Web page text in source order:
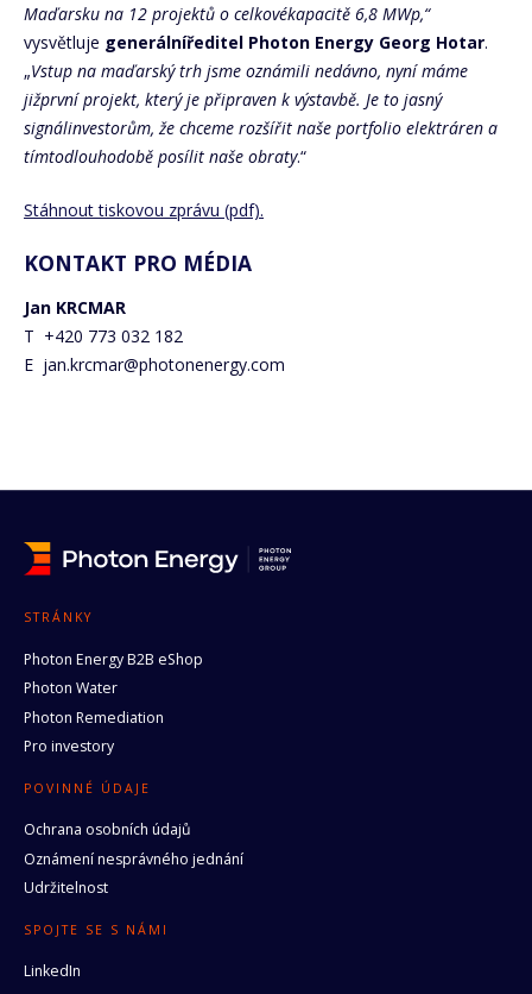
Maďarsku na 12 projektů o celkovékapacitě 6,8 MWp,“
vysvětluje generálníředitel Photon Energy Georg Hotar.
„Vstup na maďarský trh jsme oznámili nedávno, nyní máme
jižprvní projekt, který je připraven k výstavbě. Je to jasný
signálinvestorům, že chceme rozšířit naše portfolio elektráren a
tímtodlouhodobě posílit naše obraty.“
Stáhnout tiskovou zprávu (pdf).
KONTAKT PRO MÉDIA
Jan KRCMAR
T +420 773 032 182
E jan.krcmar@photonenergy.com
STRÁNKY
Photon Energy B2B eShop
Photon Water
Photon Remediation
Pro investory
POVINNÉ ÚDAJE
Ochrana osobních údajů
Oznámení nesprávného jednání
Udržitelnost
SPOJTE SE S NÁMI
LinkedIn